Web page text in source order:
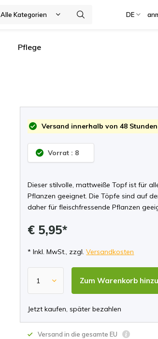
Alle Kategorien DE
Pflege
Versand innerhalb von 48 Stunden
Vorrat : 8
Dieser stilvolle, mattweiße Topf ist für
Pflanzen geeignet. Die Töpfe sind auf
daher für fleischfressende Pflanzen
€ 5,95*
* Inkl. MwSt., zzgl.Versandkosten
Zum Warenkorb
Jetzt kaufen, später bezahlen
Versand in die gesamte EU